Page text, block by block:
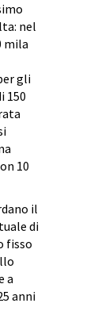
nel
mila
gli
150
10
il
di
fisso
a
anni